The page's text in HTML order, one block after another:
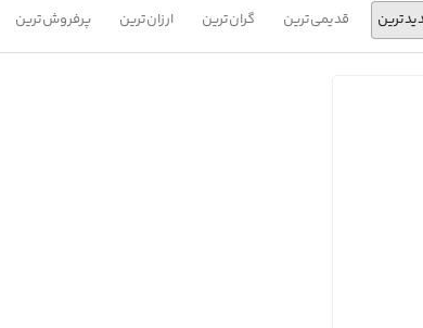
قدیمی‌ترین گران‌ترین ارزان‌ترین پرفروش‌ترین